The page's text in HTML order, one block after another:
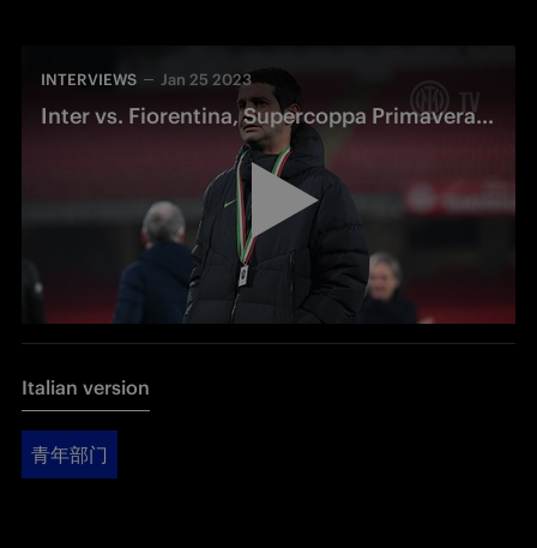
INTERVIEWS Jan 25 2023
Inter vs. Fiorentina, Supercoppa Primavera: Cristian Chivu's interview
Italian version
青年部门